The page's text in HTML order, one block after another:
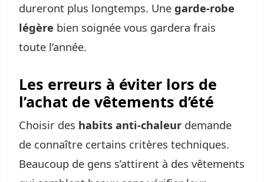
dureront plus longtemps. Une garde-robe
légère bien soignée vous gardera frais
toute l’année.
Les erreurs à éviter lors de
l’achat de vêtements d’été
Choisir des habits anti-chaleur demande
de connaître certains critères techniques.
Beaucoup de gens s’attirent à des vêtements